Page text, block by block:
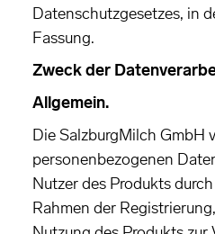
Datenschutzgesetzes, in
Fassung.
Zweck der
Allgemein.
Die SalzburgMilch GmbH
personenbezogenen
Nutzer des Produkts
Rahmen der